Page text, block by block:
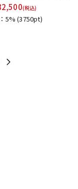
(税込)
5%(3750pt)